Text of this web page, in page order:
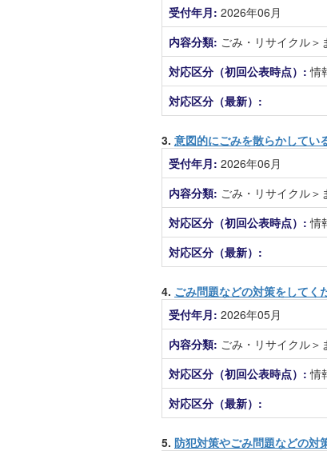
受付年月: 2026年06月
内容分類: ごみ・リサイクル＞
対応区分（初回公表時点）:情
対応区分（最新）:
3. 意図的にごみを散らかしてい
受付年月: 2026年06月
内容分類: ごみ・リサイクル＞
対応区分（初回公表時点）:情
対応区分（最新）:
4. ごみ問題などの対策をしてく
受付年月: 2026年05月
内容分類: ごみ・リサイクル＞
対応区分（初回公表時点）:情
対応区分（最新）:
5. 防犯対策やごみ問題などの対